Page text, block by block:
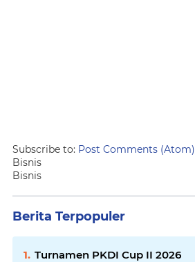
Subscribe to: Post Comments (Atom)
Bisnis
Bisnis
Berita Terpopuler
Turnamen PKDI Cup II 2026